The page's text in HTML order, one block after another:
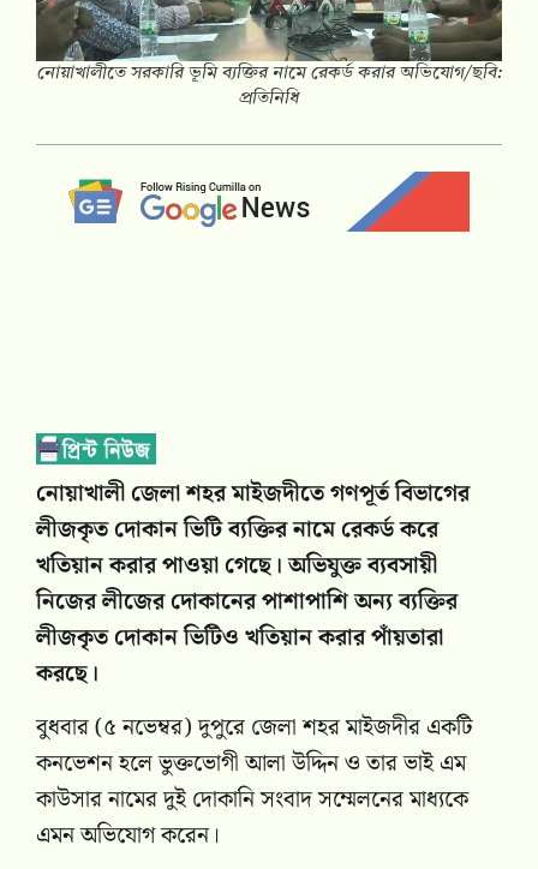
নোয়াখালীতে সরকারি ভূমি ব্যক্তির নামে রেকর্ড করার অভিযোগ/ছবি:
প্রতিনিধি
নোয়াখালী জেলা শহর মাইজদীতে গণপূর্ত বিভাগের
লীজকৃত দোকান ভিটি ব্যক্তির নামে রেকর্ড করে
খতিয়ান করার পাওয়া গেছে। অভিযুক্ত ব্যবসায়ী
নিজের লীজের দোকানের পাশাপাশি অন্য ব্যক্তির
লীজকৃত দোকান ভিটিও খতিয়ান করার পাঁয়তারা
করছে।
বুধবার (৫ নভেম্বর) দুপুরে জেলা শহর মাইজদীর একটি
কনভেশন হলে ভুক্তভোগী আলা উদ্দিন ও তার ভাই এম
কাউসার নামের দুই দোকানি সংবাদ সম্মেলনের মাধ্যকে
এমন অভিযোগ করেন।